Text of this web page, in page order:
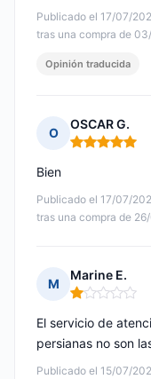
Publicado el 17/07/
tras una compra de
Opinión traducida
O
OSCAR G.
Nota: 5 de 5
Publicado el 17/07/
tras una compra de
Bien
M
Marine E.
Nota: 1 de 5
Publicado el 15/07/
El servicio de
persianas no son